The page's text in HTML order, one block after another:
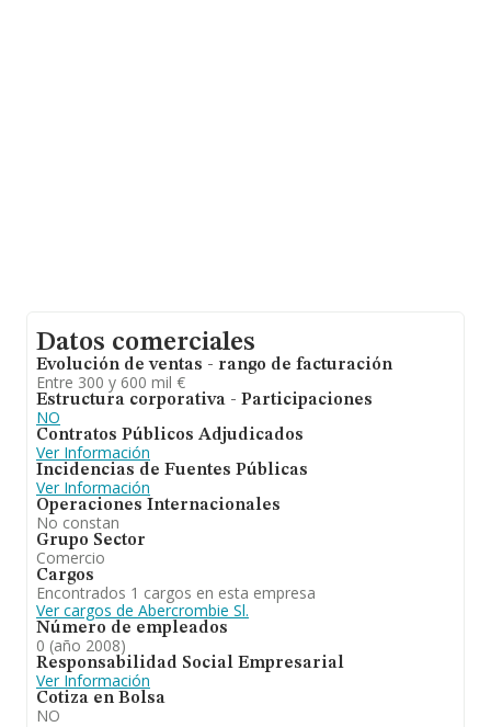
Datos comerciales
Evolución de ventas - rango de facturación
Entre 300 y 600 mil €
Estructura corporativa - Participaciones
NO
Contratos Públicos Adjudicados
Ver Información
Incidencias de Fuentes Públicas
Ver Información
Operaciones Internacionales
No constan
Grupo Sector
Comercio
Cargos
Encontrados 1 cargos en esta empresa
Ver cargos de Abercrombie Sl.
Número de empleados
0 (año 2008)
Responsabilidad Social Empresarial
Ver Información
Cotiza en Bolsa
NO